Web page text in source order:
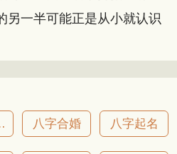
另一半可能正是从小就认识
凶 八字合婚 八字起名